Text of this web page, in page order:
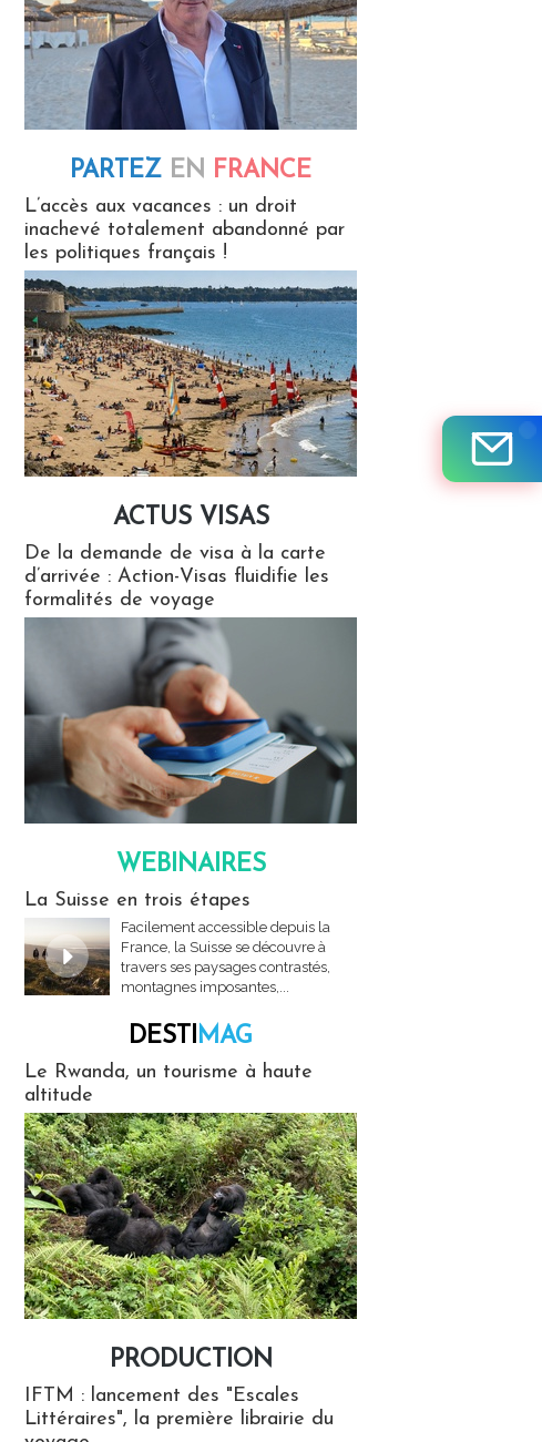
PARTEZ EN FRANCE
L’accès aux vacances : un droit
inachevé totalement abandonné par
les politiques français !
ACTUS VISAS
De la demande de visa à la carte
d’arrivée : Action-Visas fluidifie les
formalités de voyage
WEBINAIRES
La Suisse en trois étapes
Facilement accessible depuis la
France, la Suisse se découvre à
travers ses paysages contrastés,
montagnes imposantes,...
DESTIMAG
Le Rwanda, un tourisme à haute
altitude
PRODUCTION
IFTM : lancement des "Escales
Littéraires", la première librairie du